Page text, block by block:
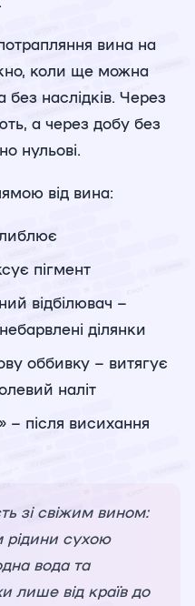
вина на
коли ще можна
наслідків. Через
а через добу без
нульові.
від вина:
пігмент
відбілювач –
ділянки
оббивку – витягує
наліт
– після висихання
зі свіжим вином:
сухою
вода та
лише від країв до